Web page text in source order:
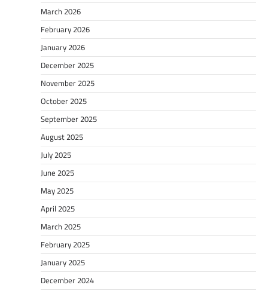
March 2026
February 2026
January 2026
December 2025
November 2025
October 2025
September 2025
August 2025
July 2025
June 2025
May 2025
April 2025
March 2025
February 2025
January 2025
December 2024